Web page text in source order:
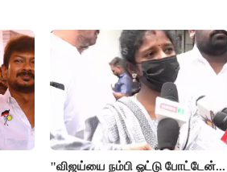
"விஜய்யை நம்பி ஓட்டு போட்டேன்...